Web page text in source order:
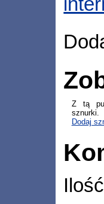
Z tą
sznurki.
Dodaj